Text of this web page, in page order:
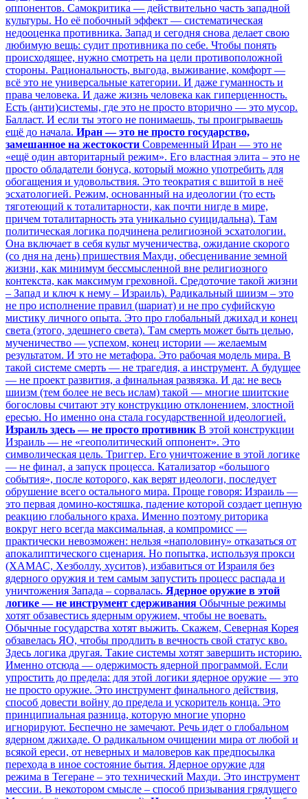
оппонентов. Самокритика — действительно часть западной
культуры. Но её побочный эффект — систематическая
недооценка противника. Запад и сегодня снова делает свою
любимую вещь: судит противника по себе. Чтобы понять
происходящее, нужно смотреть на цели противоположной
стороны. Рациональность, выгода, выживание, комфорт —
всё это не универсальные категории. И даже гуманность и
права человека. И даже жизнь человека как гиперценность.
Есть (анти)системы, где это не просто вторично — это мусор.
Балласт. И если ты этого не понимаешь, ты проигрываешь
ещё до начала. Иран — это не просто государство,
замешанное на жестокости Современный Иран — это не
«ещё один авторитарный режим». Его властная элита – это не
просто обладатели бонуса, который можно употребить для
обогащения и удовольствия. Это теократия с вшитой в неё
эсхатологией. Режим, основанный на идеологии (то есть
тяготеющий к тоталитарности, как почти нигде в мире,
причем тоталитарность эта уникально суицидальна). Там
политическая логика подчинена религиозной эсхатологии.
Она включает в себя культ мученичества, ожидание скорого
(со дня на день) пришествия Махди, обесценивание земной
жизни, как минимум бессмысленной вне религиозного
контекста, как максимум греховной. Средоточие такой жизни
– Запад и ключ к нему – Израиль). Радикальный шиизм – это
не про исполнение правил (шариат) и не про суфийскую
мистику личного опыта. Это про глобальный джихад и конец
света (этого, здешнего света). Там смерть может быть целью,
мученичество — успехом, конец истории — желаемым
результатом. И это не метафора. Это рабочая модель мира. В
такой системе смерть — не трагедия, а инструмент. А будущее
— не проект развития, а финальная развязка. И да: не весь
шиизм (тем более не весь ислам) такой — многие шиитские
богословы считают эту конструкцию отклонением, злостной
ересью. Но именно она стала государственной идеологией.
Израиль здесь — не просто противник В этой конструкции
Израиль — не «геополитический оппонент». Это
символическая цель. Триггер. Его уничтожение в этой логике
— не финал, а запуск процесса. Катализатор «большого
события», после которого, как верят идеологи, последует
обрушение всего остального мира. Проще говоря: Израиль —
это первая домино-костяшка, падение которой создает цепную
реакцию глобального краха. Именно поэтому риторика
вокруг него всегда максимальная, а компромисс —
практически невозможен: нельзя «наполовину» отказаться от
апокалиптического сценария. Но попытка, используя прокси
(ХАМАС, Хезболлу, хуситов), избавиться от Израиля без
ядерного оружия и тем самым запустить процесс распада и
уничтожения Запада – сорвалась. Ядерное оружие в этой
логике — не инструмент сдерживания Обычные режимы
хотят обзавестись ядерным оружием, чтобы не воевать.
Обычные государства хотят выжить. Скажем, Северная Корея
обзавелась ЯО, чтобы продлить в вечность свой статус кво.
Здесь логика другая. Такие системы хотят завершить историю.
Именно отсюда — одержимость ядерной программой. Если
упростить до предела: для этой логики ядерное оружие — это
не просто оружие. Это инструмент финального действия,
способ довести войну до предела и ускоритель конца. Это
принципиальная разница, которую многие упорно
игнорируют. Беспечно не замечают. Речь идет о глобальном
ядерном джихаде. О радикальном очищении мира от любой и
всякой ереси, от неверных и маловеров как предпосылка
перехода в иное состояние бытия. Ядерное оружие для
режима в Тегеране – это технический Махди. Это инструмент
мессии. В некотором смысле – способ призывания грядущего